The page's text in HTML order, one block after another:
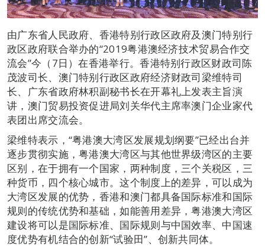
由广东省人民政府、香港特别行政区政府及澳门特别行
政区政府联合举办的“2019粤港澳经济技术贸易合作交
流会”今（7日）在香港举行。香港特别行政区财政司陈
茂波司长、澳门特别行政区政府经济财政司梁维特司
长、广东省政府林积副秘书长在开幕礼上发表主旨演
讲，澳门贸易投资促进局刘关华代主席率澳门企业家代
表团出席交流会。
梁维特表示，“粤港澳大湾区发展规划纲要”已经出台并
逐步贯彻实施，粤港澳大湾区与其他世界级湾区的主要
区别，在于拥有一个国家，两种制度，三个关税区，三
种货币，四个核心城市。这个制度上的差异，可以成为
大湾区发展的优势，香港和澳门都具备国际标准和国际
规则的传统优势和基础，如能善用差异，粤港澳大湾区
建设将可以是国际标准、国际规则与中国效率、中国速
度优势有机结合的创新“试验田”、创新共同体。